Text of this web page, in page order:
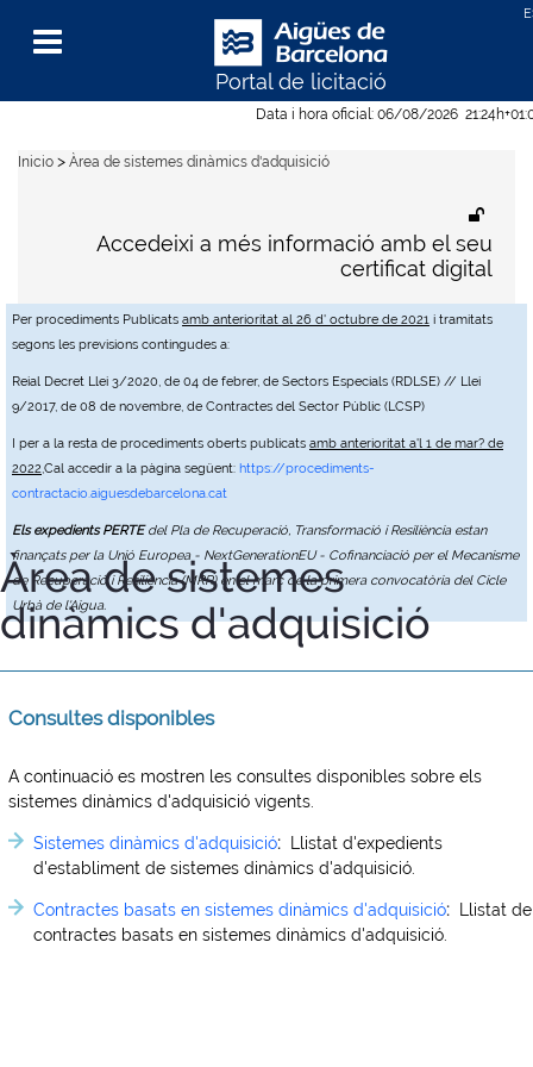
Data i hora oficial: 06/08/2026 21:24h
Per procediments Publicats amb anterioritat al 26 d' octubre de 2021 i tramitats
segons les previsions contingudes a:
Reial Decret Llei 3/2020, de 04 de febrer, de Sectors Especials (RDLSE) // Llei
9/2017, de 08 de novembre, de Contractes del Sector Públic (LCSP)
I per a la resta de procediments oberts publicats amb anterioritat a'l 1 de mar? de
2022,Cal accedir a la pàgina següent: https://procediments-
contractacio.aiguesdebarcelona.cat
Els expedients PERTEdel Pla de Recuperació, Transformació i Resiliència estan
finançats per la Unió Europea - NextGenerationEU - Cofinanciació per el Mecanisme
de Recuperació i Resiliència (MRR) en el marc de la primera convocatòria del Cicle
Urbà de l'Aigua.
Portal de licitació
Menu
Accedeixi a més informació amb el seu
certificat digital
Inicio > Àrea de sistemes dinàmics d'adquisició
Àrea de sistemes
dinàmics d'adquisició
Consultes disponibles
A continuació es mostren les consultes disponibles sobre els
sistemes dinàmics d'adquisició vigents.
Sistemes dinàmics d'adquisició:
Llistat d'expedients
d'establiment de sistemes dinàmics d'adquisició.
Contractes basats en sistemes dinàmics d'adquisició:
Llistat de
contractes basats en sistemes dinàmics d'adquisició.